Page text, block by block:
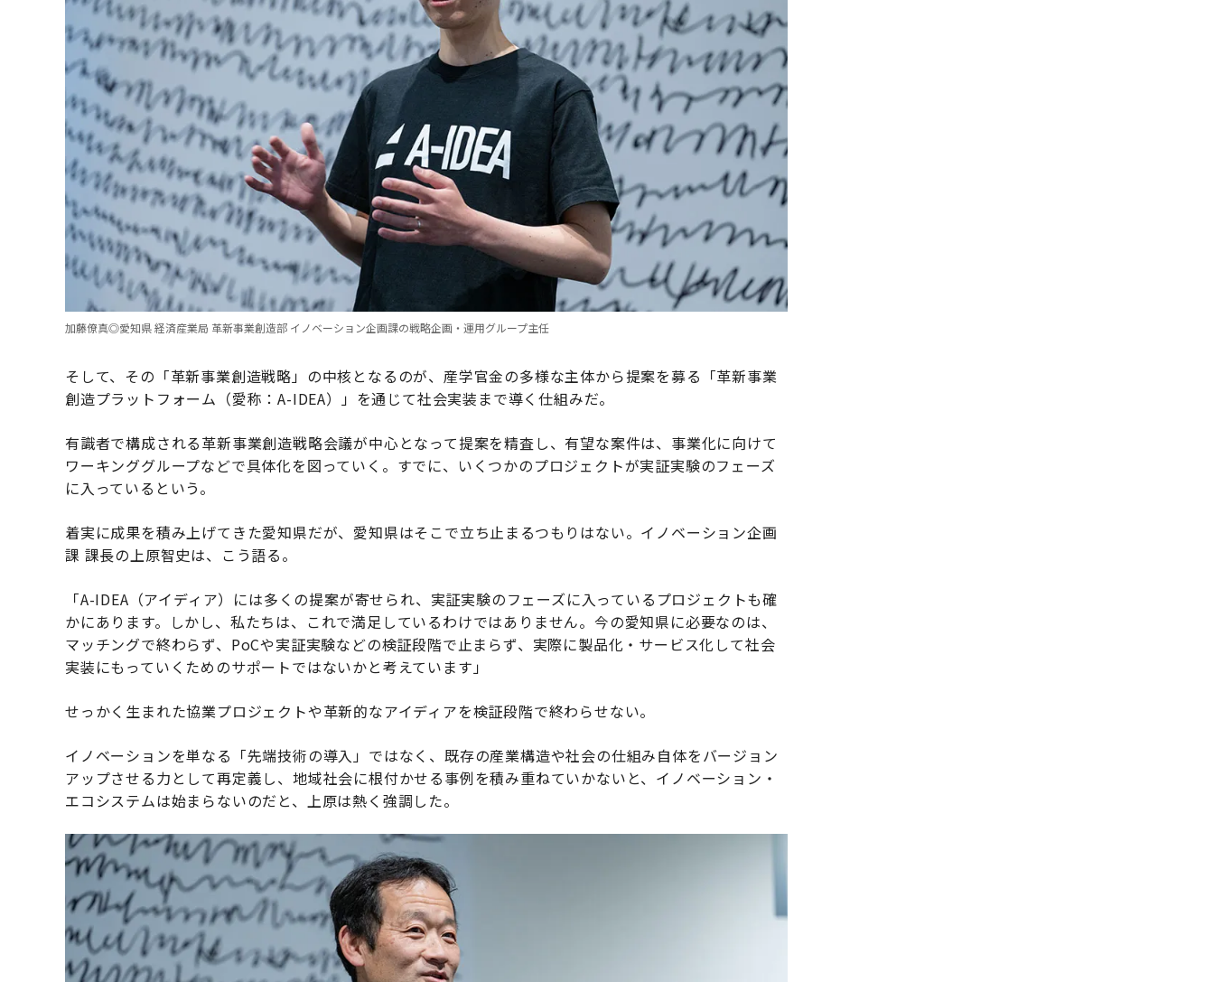
加藤僚真◎愛知県 経済産業局 革新事業創造部 イノベーション企画課の戦略企画・運用グループ主任
そして、その「革新事業創造戦略」の中核となるのが、産学官金の多様な主体から提案を募る「革新事業
創造プラットフォーム（愛称：A-IDEA）」を通じて社会実装まで導く仕組みだ。
有識者で構成される革新事業創造戦略会議が中心となって提案を精査し、有望な案件は、事業化に向けて
ワーキンググループなどで具体化を図っていく。すでに、いくつかのプロジェクトが実証実験のフェーズ
に入っているという。
着実に成果を積み上げてきた愛知県だが、愛知県はそこで立ち止まるつもりはない。イノベーション企画
課 課長の上原智史は、こう語る。
「A-IDEA（アイディア）には多くの提案が寄せられ、実証実験のフェーズに入っているプロジェクトも確
かにあります。しかし、私たちは、これで満足しているわけではありません。今の愛知県に必要なのは、
マッチングで終わらず、PoCや実証実験などの検証段階で止まらず、実際に製品化・サービス化して社会
実装にもっていくためのサポートではないかと考えています」
せっかく生まれた協業プロジェクトや革新的なアイディアを検証段階で終わらせない。
イノベーションを単なる「先端技術の導入」ではなく、既存の産業構造や社会の仕組み自体をバージョン
アップさせる力として再定義し、地域社会に根付かせる事例を積み重ねていかないと、イノベーション・
エコシステムは始まらないのだと、上原は熱く強調した。